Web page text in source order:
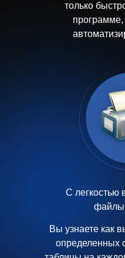
только
программе,
С легкостью
файлы
Вы узнаете как
определенных